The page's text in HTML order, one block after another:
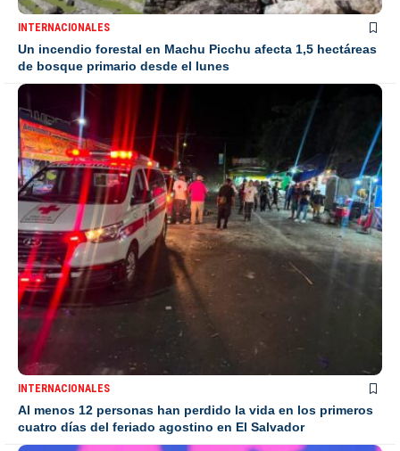
INTERNACIONALES
Un incendio forestal en Machu Picchu afecta 1,5 hectáreas
de bosque primario desde el lunes
INTERNACIONALES
Al menos 12 personas han perdido la vida en los primeros
cuatro días del feriado agostino en El Salvador